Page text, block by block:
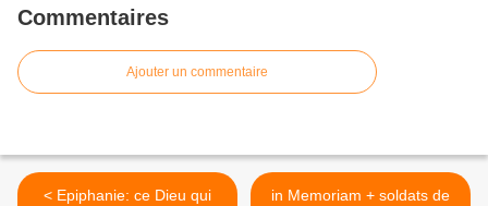
Commentaires
Ajouter un commentaire
< Epiphanie: ce Dieu qui
in Memoriam + soldats de